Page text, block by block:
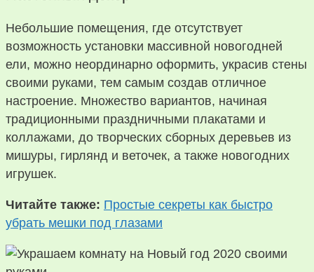
Небольшие помещения, где отсутствует
возможность установки массивной новогодней
ели, можно неординарно оформить, украсив стены
своими руками, тем самым создав отличное
настроение. Множество вариантов, начиная
традиционными праздничными плакатами и
коллажами, до творческих сборных деревьев из
мишуры, гирлянд и веточек, а также новогодних
игрушек.
Читайте также: Простые секреты как быстро
убрать мешки под глазами